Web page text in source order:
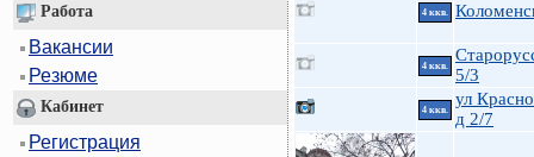
Работа
Вакансии
Резюме
Кабинет
Регистрация
4 ккв.
4 ккв.
5/3
4 ккв.
ул
д 2/7